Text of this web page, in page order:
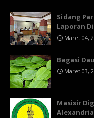
Sidang
Laporan
Maret 04,
Bagasi
Maret 03,
Masisir